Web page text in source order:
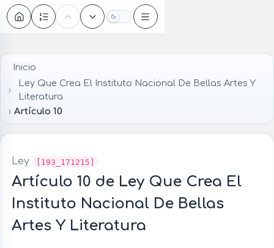
Oscuro
Inicio
Ley Que Crea El Instituto Nacional De Bellas Artes Y
Literatura
Artículo 10
Ley [193_171215]
Artículo 10 de Ley Que Crea El
Instituto Nacional De Bellas
Artes Y Literatura